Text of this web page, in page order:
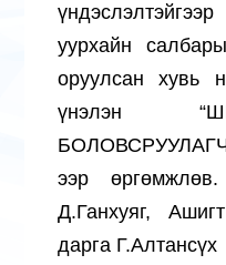
уурхайн
оруулсан хувь
үнэлэн
ээр
Д.Ганхуяг,
дарга Г.Алтансүх